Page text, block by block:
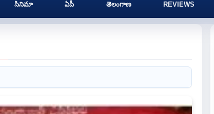
సినిమా ఏపీ తెలంగాణ REVIEWS